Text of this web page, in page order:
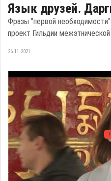
Язык друзей.
Фразы "первой
проект Гильдии
26.11.2021